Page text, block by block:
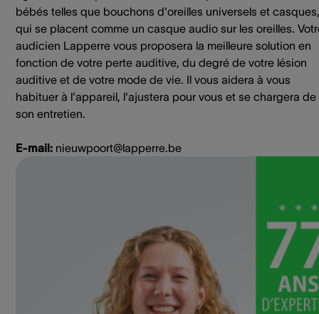
bébés telles que bouchons d'oreilles universels et casques,
qui se placent comme un casque audio sur les oreilles.
audicien Lapperre vous proposera la meilleure solution en
fonction de votre perte auditive, du degré de votre lésion
auditive et de votre mode de vie. Il vous aidera à vous
habituer à l'appareil, l'ajustera pour vous et se chargera de
son entretien.
E-mail: nieuwpoort@lapperre.be